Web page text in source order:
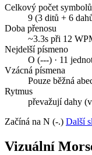
Celkový počet symbolů
9 (3 ditů + 6
Doba přenosu
~3.3s při 12
Nejdelší písmeno
O (---) · 11
Vzácná písmena
Pouze běžná
Rytmus
převažují dahy
Začíná na N (-.) Další
Vizuální